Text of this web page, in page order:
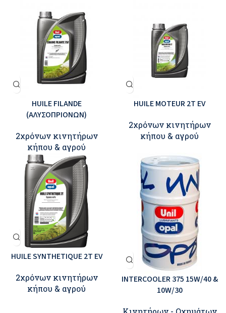
HUILE FILANDE
(ΑΛΥΣΟΠΡΙΟΝΩΝ)
2χρόνων κινητήρων
κήπου & αγρού
HUILE MOTEUR 2T EV
2χρόνων κινητήρων
κήπου & αγρού
HUILE SYNTHETIQUE 2T EV
2χρόνων κινητήρων
κήπου & αγρού
INTERCOOLER 375 15W/40 &
10W/30